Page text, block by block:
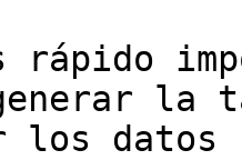
rápido
la